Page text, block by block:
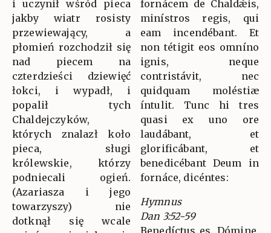
i uczynił wśród pieca
jakby wiatr rosisty
przewiewający, a
płomień rozchodził się
nad piecem na
czterdzieści dziewięć
łokci, i wypadł, i
popalił tych
Chaldejczyków,
których znalazł koło
pieca, sługi
królewskie, którzy
podniecali ogień.
(Azariasza i jego
towarzyszy) nie
dotknął się wcale
fornácem de Chaldǽis,
minístros regis, qui
eam incendébant. Et
non tétigit eos omníno
ignis, neque
contristávit, nec
quidquam moléstiæ
íntulit. Tunc hi tres
quasi ex uno ore
laudábant, et
glorificábant, et
benedicébant Deum in
fornáce, dicéntes:
Hymnus
Dan 3:52-59
Benedíctus es, Dómine,